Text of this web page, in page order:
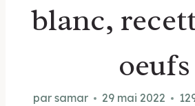
blanc,
oeufs
par samar 29 mai 2022